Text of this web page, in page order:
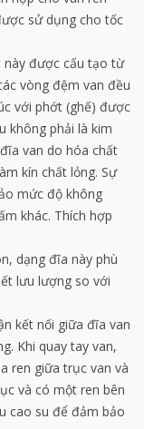
sử dụng cho tốc
này được cấu tạo từ
vòng đệm van đều
với phớt (ghế) được
không phải là kim
van do hóa chất
kín chất lỏng. Sự
mức độ không
khác. Thích hợp
dạng đĩa này phù
lưu lượng so với
kết nối giữa đĩa van
Khi quay tay van,
ren giữa trục van và
và có một ren bên
cao su để đảm bảo